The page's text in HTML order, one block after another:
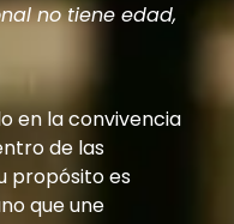
no tiene edad,
en la convivencia
de las
propósito es
que une